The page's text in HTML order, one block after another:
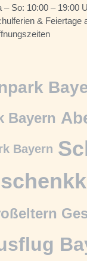
– So: 10:00 – 19:00
& Feiertage
Bayern
Bayern